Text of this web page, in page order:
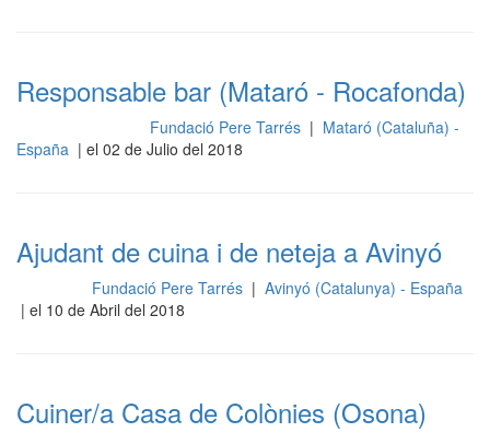
Responsable bar (Mataró - Rocafonda)
Fundació Pere Tarrés | Mataró (Cataluña) -
España | el 02 de Julio del 2018
Ajudant de cuina i de neteja a Avinyó
Fundació Pere Tarrés | Avinyó (Catalunya) - España
| el 10 de Abril del 2018
Cuiner/a Casa de Colònies (Osona)